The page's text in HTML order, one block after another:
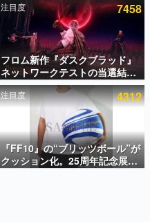
キング
ページビュー数万以上！ などな
た、電ファミ渾身の“殿堂入り”記
注目度 7458
フロム新作『ダスクブラッド』
ネットワークテストの当選結果
が8月7日22時に発表。応募サイ
トのマイページから確認可能、
テスト実施は8月21日～24日
注目度 4312
『FF10』の“ブリッツボール”が
クッション化。25周年記念展
「FINAL FANTASY X